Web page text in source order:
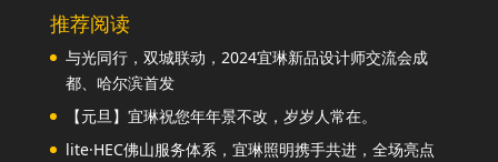
推荐阅读
与光同行，双城联动，2024宜琳新品设计师交流会成
都、哈尔滨首发
【元旦】宜琳祝您年年景不改，岁岁人常在。
lite·HEC佛山服务体系，宜琳照明携手共进，全场亮点